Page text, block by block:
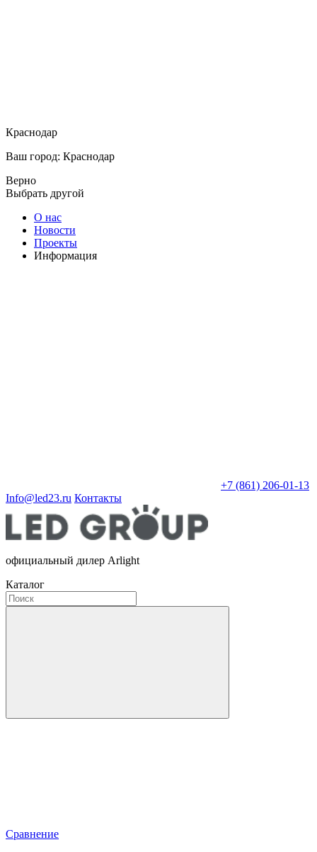
Краснодар
Ваш город: Краснодар
Верно
Выбрать другой
О нас
Новости
Проекты
Информация
+7 (861) 206-01-13
Info@led23.ru Контакты
официальный дилер Arlight
Каталог
Сравнение